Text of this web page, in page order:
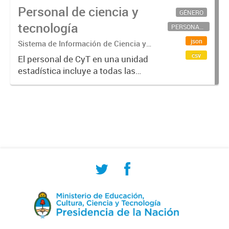
Personal de ciencia y
tecnología
Sistema de Información de Ciencia y
Tecnología Argentino (SICYTAR)
El personal de CyT en una unidad
estadística incluye a todas las
personas involucradas
GÉNERO
PERSONAL CIENTÍFICO-TECNOLÓGICO
json
csv